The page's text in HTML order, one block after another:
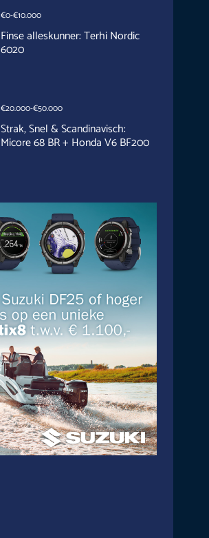
€0-€10.000
Finse alleskunner: Terhi Nordic
6020
€20.000-€50.000
Strak, Snel & Scandinavisch:
Micore 68 BR + Honda V6 BF200